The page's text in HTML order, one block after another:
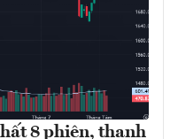
8 phiên, thanh